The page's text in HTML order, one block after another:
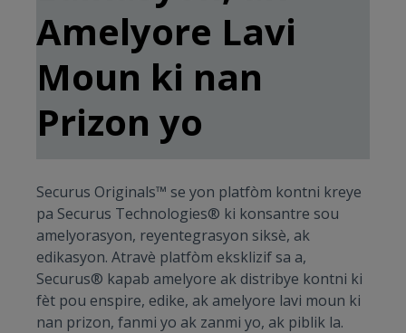
Amelyore Lavi
Moun ki nan
Prizon yo
Securus Originals™ se yon platfòm kontni kreye
pa Securus Technologies® ki konsantre sou
amelyorasyon, reyentegrasyon siksè, ak
edikasyon. Atravè platfòm eksklizif sa a,
Securus® kapab amelyore ak distribye kontni ki
fèt pou enspire, edike, ak amelyore lavi moun ki
nan prizon, fanmi yo ak zanmi yo, ak piblik la.